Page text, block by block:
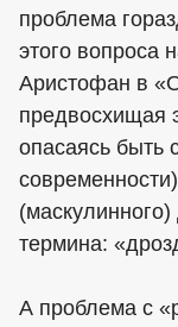
проблема
этого вопроса
Аристофан в
предвосхищая
опасаясь быть
термина:
А проблема с